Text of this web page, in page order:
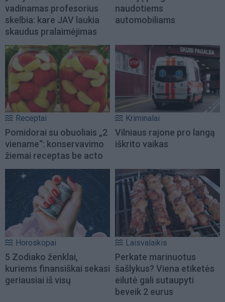
vadinamas profesorius
skelbia: kare JAV laukia
skaudus pralaimėjimas
naudotiems
automobiliams
Receptai
Pomidorai su obuoliais „2
viename“: konservavimo
žiemai receptas be acto
Kriminalai
Vilniaus rajone pro langą
iškrito vaikas
Horoskopai
5 Zodiako ženklai,
kuriems finansiškai sekasi
geriausiai iš visų
Laisvalaikis
Perkate marinuotus
šašlykus? Viena etiketės
eilutė gali sutaupyti
beveik 2 eurus